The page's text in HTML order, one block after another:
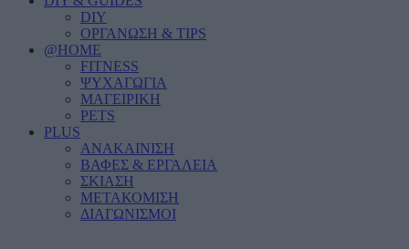
DIY
ΟΡΓΑΝΩΣΗ & TIPS
@HOME
FITNESS
ΨΥΧΑΓΩΓΙΑ
ΜΑΓΕΙΡΙΚΗ
PETS
PLUS
ΑΝΑΚΑΙΝΙΣΗ
ΒΑΦΕΣ & ΕΡΓΑΛΕΙΑ
ΣΚΙΑΣΗ
ΜΕΤΑΚΟΜΙΣΗ
ΔΙΑΓΩΝΙΣΜΟΙ